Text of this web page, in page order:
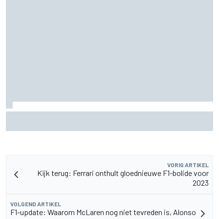
VORIG ARTIKEL
Kijk terug: Ferrari onthult gloednieuwe F1-bolide voor
2023
VOLGEND ARTIKEL
F1-update: Waarom McLaren nog niet tevreden is, Alonso